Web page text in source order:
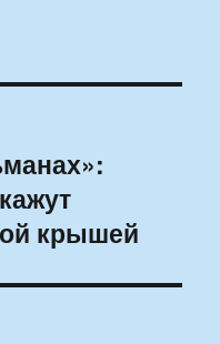
крышей